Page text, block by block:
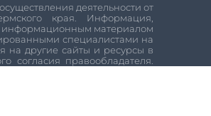
деятельности от
края. Информация,
информационным материалом
специалистами на
на другие сайты и ресурсы в
согласия правообладателя.